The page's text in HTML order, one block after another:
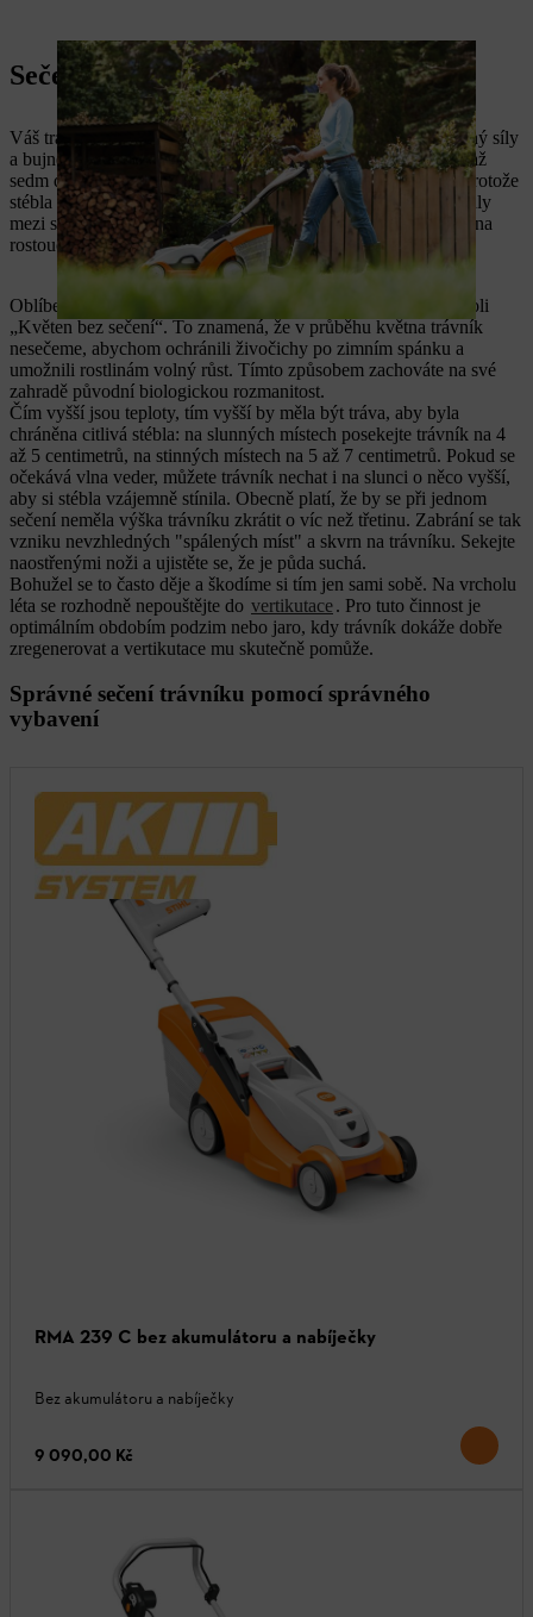
Sečení trávníku v létě
Váš trávník se po jaru rychle dostane do skvělé kondice, je plný síly
a bujně roste. Na začátku léta byste ho proto měli každé čtyři až
sedm dní zkracovat. Pravidelným sečením trávník zhoustne, protože
stébla vytvoří nové postranní výhonky. Důležitější, než intervaly
mezi sečeními je však výška sečení, která musí být přizpůsobena
rostoucím teplotám.
Oblíbeným enviromentálním trendem je "No Mow May" neboli
„Květen bez sečení“. To znamená, že v průběhu května trávník
nesečeme, abychom ochránili živočichy po zimním spánku a
umožnili rostlinám volný růst. Tímto způsobem zachováte na své
zahradě původní biologickou rozmanitost.
Čím vyšší jsou teploty, tím vyšší by měla být tráva, aby byla
chráněna citlivá stébla: na slunných místech posekejte trávník na 4
až 5 centimetrů, na stinných místech na 5 až 7 centimetrů. Pokud se
očekává vlna veder, můžete trávník nechat i na slunci o něco vyšší,
aby si stébla vzájemně stínila. Obecně platí, že by se při jednom
sečení neměla výška trávníku zkrátit o víc než třetinu. Zabrání se tak
vzniku nevzhledných "spálených míst" a skvrn na trávníku. Sekejte
naostřenými noži a ujistěte se, že je půda suchá.
Bohužel se to často děje a škodíme si tím jen sami sobě. Na vrcholu
léta se rozhodně nepouštějte do vertikutace. Pro tuto činnost je
optimálním obdobím podzim nebo jaro, kdy trávník dokáže dobře
zregenerovat a vertikutace mu skutečně pomůže.
Správné sečení trávníku pomocí správného
vybavení
RMA 239 C bez akumulátoru a nabíječky
Bez akumulátoru a nabíječky
9 090,00 Kč